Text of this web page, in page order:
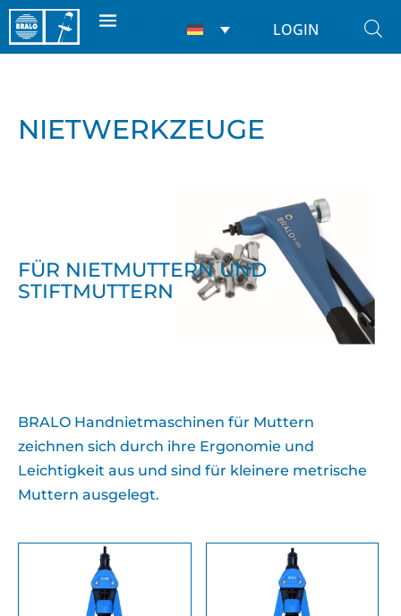
LOGIN
NIETWERKZEUGE
FÜR NIETMUTTERN UND
STIFTMUTTERN
BRALO Handnietmaschinen für Muttern
zeichnen sich durch ihre Ergonomie und
Leichtigkeit aus und sind für kleinere metrische
Muttern ausgelegt.